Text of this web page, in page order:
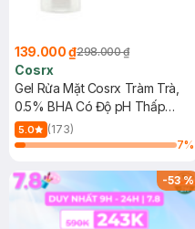
139.000 ₫298.000 ₫
Cosrx
Gel Rửa Mặt Cosrx Tràm Trà,
0.5% BHA Có Độ pH Thấp
150ml
5.0
(173)
7%
-53%